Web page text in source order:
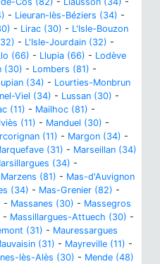
- Lieuran-lès-Béziers (34) -
- Lirac (30) - L'Isle-Bouzon
- L'Isle-Jourdain (32) -
(66) - Llupia (66) - Lodève
(30) - Lombers (81) -
(34) - Lourties-Monbrun
Viel (34) - Lussan (30) -
(11) - Mailhoc (81) -
(11) - Manduel (30) -
(11) - Margon (34) -
(31) - Marseillan (34)
(34) -
Marzens (81) - Mas-d'Auvignon
(34) - Mas-Grenier (82) -
- Massanes (30) - Massegros
- Massillargues-Attuech (30) -
(31) - Mauressargues
(31) - Mayreville (11) -
lès-Alès (30) - Mende (48)